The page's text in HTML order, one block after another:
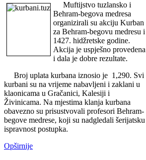
Muftijstvo tuzlansko i
Behram-begova medresa
organizirali su akciju Kurban
za Behram-begovu medresu i
1427. hidžretske godine.
Akcija je uspješno provedena
i dala je dobre rezultate.
Broj uplata kurbana iznosio je 1,290. Svi
kurbani su na vrijeme nabavljeni i zaklani u
klaonicama u Gračanici, Kalesiji i
Živinicama. Na mjestima klanja kurbana
obavezno su prisustvovali profesori Behram-
begove medrese, koji su nadgledali šerijatsku
ispravnost postupka.
Opširnije